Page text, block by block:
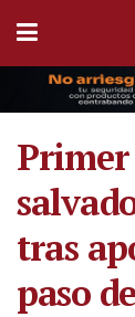
Primer
tras
paso